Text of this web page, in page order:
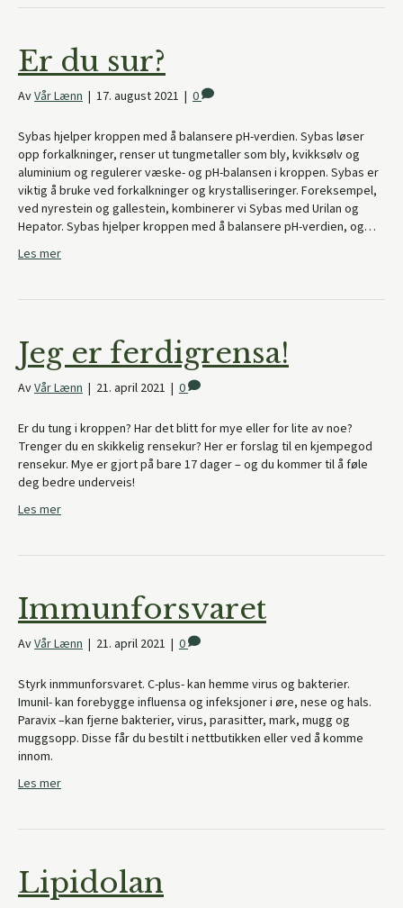
Er du sur?
AvVår Lænn | 17. august 2021 | 0
Sybas hjelper kroppen med å balansere pH-verdien. Sybas løser
opp forkalkninger, renser ut tungmetaller som bly, kvikksølv og
aluminium og regulerer væske- og pH-balansen i kroppen. Sybas er
viktig å bruke ved forkalkninger og krystalliseringer. Foreksempel,
ved nyrestein og gallestein, kombinerer vi Sybas med Urilan og
Hepator. Sybas hjelper kroppen med å balansere pH-verdien, og…
Les mer
Jeg er ferdigrensa!
AvVår Lænn | 21. april 2021 | 0
Er du tung i kroppen? Har det blitt for mye eller for lite av noe?
Trenger du en skikkelig rensekur? Her er forslag til en kjempegod
rensekur. Mye er gjort på bare 17 dager – og du kommer til å føle
deg bedre underveis!
Les mer
Immunforsvaret
AvVår Lænn | 21. april 2021 | 0
Styrk inmmunforsvaret. C-plus- kan hemme virus og bakterier.
Imunil- kan forebygge influensa og infeksjoner i øre, nese og hals.
Paravix –kan fjerne bakterier, virus, parasitter, mark, mugg og
muggsopp. Disse får du bestilt i nettbutikken eller ved å komme
innom.
Les mer
Lipidolan